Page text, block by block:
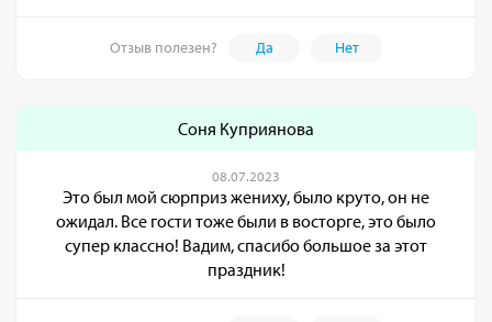
Отзыв полезен? Да Нет
Соня Куприянова
08.07.2023
Это был мой сюрприз жениху, было круто, он не
ожидал. Все гости тоже были в восторге, это было
супер классно! Вадим, спасибо большое за этот
праздник!